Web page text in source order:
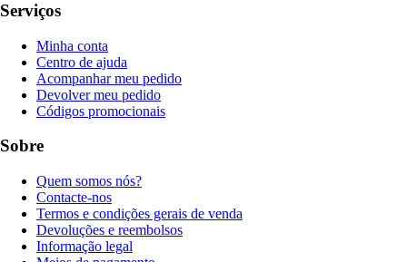
Serviços
Minha conta
Centro de ajuda
Acompanhar meu pedido
Devolver meu pedido
Códigos promocionais
Sobre
Quem somos nós?
Contacte-nos
Termos e condições gerais de venda
Devoluções e reembolsos
Informação legal